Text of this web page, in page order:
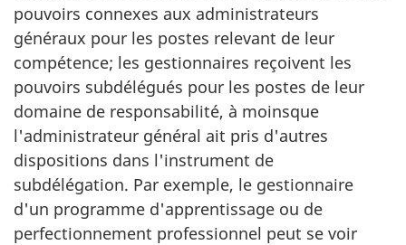
pouvoirs connexes aux administrateurs
généraux pour les postes relevant de leur
compétence; les gestionnaires reçoivent les
pouvoirs subdélégués pour les postes de leur
domaine de responsabilité, à moinsque
l'administrateur général ait pris d'autres
dispositions dans l'instrument de
subdélégation. Par exemple, le gestionnaire
d'un programme d'apprentissage ou de
perfectionnement professionnel peut se voir